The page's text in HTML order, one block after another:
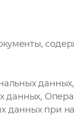
данных,
данных при